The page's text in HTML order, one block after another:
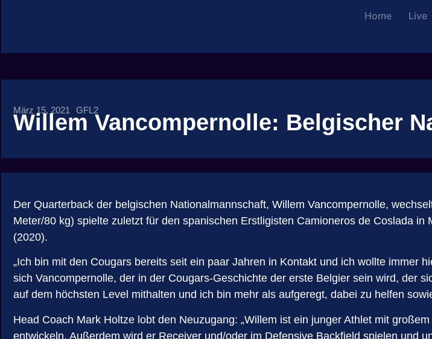
Home Live
März 15, 2021 GFL2
Willem Vancompernolle: Belgischer
Der Quarterback der belgischen Nationalmannschaft, Willem Vancompernolle,
Meter/80 kg) spielte zuletzt für den spanischen Erstligisten Camioneros de Coslada
(2020).
„Ich bin mit den Cougars bereits seit ein paar Jahren in Kontakt und ich wollte immer
sich Vancompernolle, der in der Cougars-Geschichte der erste Belgier sein wird, der
auf dem höchsten Level mithalten und ich bin mehr als aufgeregt, dabei zu helfen
Head Coach Mark Holtze lobt den Neuzugang: „Willem ist ein junger Athlet mit
entwickeln. Außerdem wird er Receiver und/oder im Defensive Backfield spielen und